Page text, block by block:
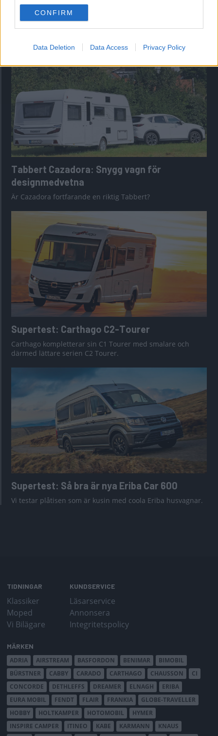
use your data for below specified purposes in below Google
consent section.
CONFIRM
Data Deletion Data Access Privacy Policy
Så bra är nya Karmann-Mobil
Här har vi en kort plåtis som känns större invändigt än
Tabbert Cazadora: Snygg vagn för
designmedvetna
Är Cazadora fortfarande en riktig Tabbert?
Supertest: Carthago C2-Tourer
Carthago kompletterar sin C1 Tourer med smalare och
därmed lättare serien C2 Tourer.
Supertest: Så bra är nya Eriba Car 600
Vi testar plåtisen som är kusin med coola Eriba husvagnar.
TIDNINGAR
Klassiker
Moped
Vi Bilägare
KUNDSERVICE
Läsarservice
Annonsera
Integritetspolicy
MÄRKEN
ADRIA
AIRSTREAM BASFORDON BENIMAR
BIMOBIL
BÜRSTNER
CABBY CARADO CARTHAGO CHAUSSON
CI
CONCORDE
DETHLEFFS DREAMER ELNAGH
ERIBA
EURA MOBIL
FENDT FLAIR FRANKIA
GLOBE-TRAVELLER
HOBBY
HOLTKAMPER HOTOMOBIL
HYMER
INSPIRE CAMPER
ITINEO KABE KARMANN
KNAUS